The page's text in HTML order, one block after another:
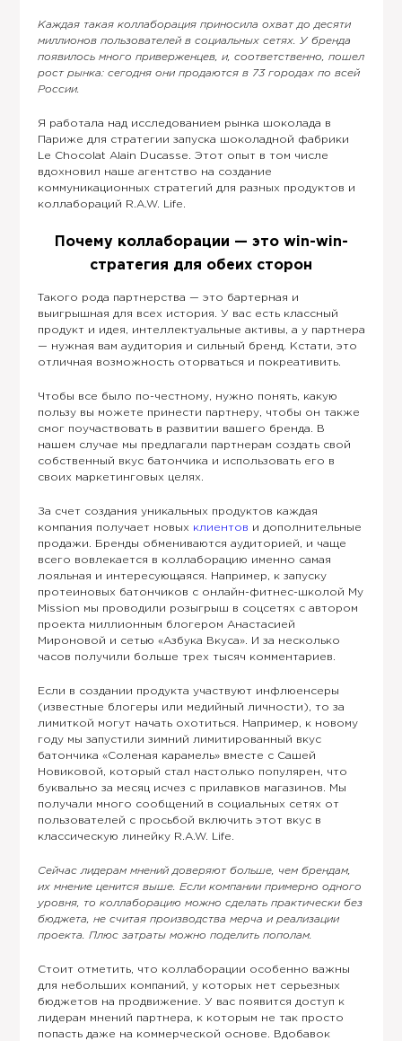
Каждая такая коллаборация приносила охват до десяти
миллионов пользователей в социальных сетях. У бренда
появилось много приверженцев, и, соответственно, пошел
рост рынка: сегодня они продаются в 73 городах по всей
России.
Я работала над исследованием рынка шоколада в
Париже для стратегии запуска шоколадной фабрики
Le Chocolat Alain Ducasse. Этот опыт в том числе
вдохновил наше агентство на создание
коммуникационных стратегий для разных продуктов и
коллабораций R.A.W. Life.
Почему коллаборации — это win-win-
стратегия для обеих сторон
Такого рода партнерства — это бартерная и
выигрышная для всех история. У вас есть классный
продукт и идея, интеллектуальные активы, а у партнера
— нужная вам аудитория и сильный бренд. Кстати, это
отличная возможность оторваться и покреативить.
Чтобы все было по-честному, нужно понять, какую
пользу вы можете принести партнеру, чтобы он также
смог поучаствовать в развитии вашего бренда. В
нашем случае мы предлагали партнерам создать свой
собственный вкус батончика и использовать его в
своих маркетинговых целях.
За счет создания уникальных продуктов каждая
компания получает новых клиентов и дополнительные
продажи. Бренды обмениваются аудиторией, и чаще
всего вовлекается в коллаборацию именно самая
лояльная и интересующаяся. Например, к запуску
протеиновых батончиков с онлайн-фитнес-школой My
Mission мы проводили розыгрыш в соцсетях с автором
проекта миллионным блогером Анастасией
Мироновой и сетью «Азбука Вкуса». И за несколько
часов получили больше трех тысяч комментариев.
Если в создании продукта участвуют инфлюенсеры
(известные блогеры или медийный личности), то за
лимиткой могут начать охотиться. Например, к новому
году мы запустили зимний лимитированный вкус
батончика «Соленая карамель» вместе с Сашей
Новиковой, который стал настолько популярен, что
буквально за месяц исчез с прилавков магазинов. Мы
получали много сообщений в социальных сетях от
пользователей с просьбой включить этот вкус в
классическую линейку R.A.W. Life.
Сейчас лидерам мнений доверяют больше, чем брендам,
их мнение ценится выше. Если компании примерно одного
уровня, то коллаборацию можно сделать практически без
бюджета, не считая производства мерча и реализации
проекта. Плюс затраты можно поделить пополам.
Стоит отметить, что коллаборации особенно важны
для небольших компаний, у которых нет серьезных
бюджетов на продвижение. У вас появится доступ к
лидерам мнений партнера, к которым не так просто
попасть даже на коммерческой основе. Вдобавок